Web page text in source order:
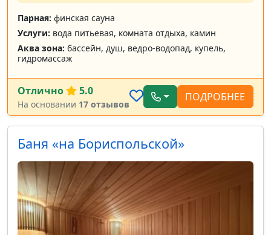
Парная: финская сауна
Услуги: вода питьевая, комната отдыха, камин
Аква зона: бассейн, душ, ведро-водопад, купель,
гидромассаж
Отлично 5.0
На основании 17 отзывов
ПОДРОБНЕЕ
Баня «на Бориспольской»